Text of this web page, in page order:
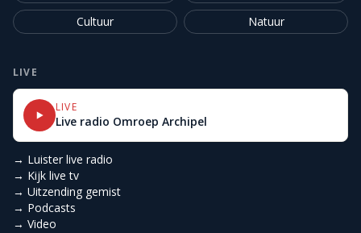
Cultuur
Natuur
LIVE
LIVE
Live radio Omroep Archipel
→ Luister live radio
→ Kijk live tv
→ Uitzending gemist
→ Podcasts
→ Video